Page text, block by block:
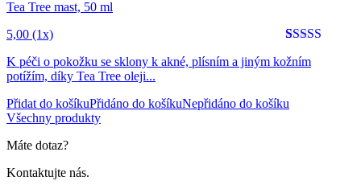
Tea Tree mast, 50 ml
z 5 na
zákazníka
5,00 (1x)
K péči o pokožku se sklony k akné, plísním a jiným kožním
potížím, díky Tea Tree oleji...
Přidat do košíkuPřidáno do košíkuNepřidáno do košíku
Všechny produkty
Máte dotaz?
Kontaktujte nás.